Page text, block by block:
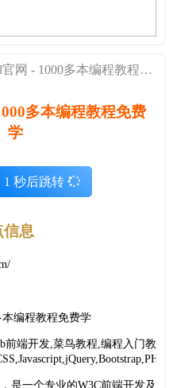
网 - 1000多本编程教程免费学
多本编程教程免费
学
1 秒后跳转
息
本编程教程免费学
前端开发,菜鸟教程,编程入门教
是一个专业的W3C前端开发及